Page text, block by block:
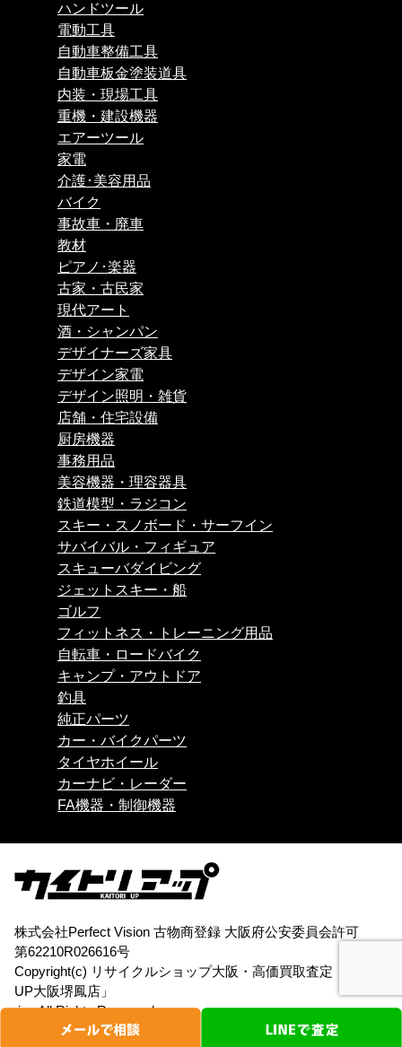
ハンドツール
電動工具
自動車整備工具
自動車板金塗装道具
内装・現場工具
重機・建設機器
エアーツール
家電
介護･美容用品
バイク
事故車・廃車
教材
ピアノ･楽器
古家・古民家
現代アート
酒・シャンパン
デザイナーズ家具
デザイン家電
デザイン照明・雑貨
店舗・住宅設備
厨房機器
事務用品
美容機器・理容器具
鉄道模型・ラジコン
スキー・スノボード・サーフイン
サバイバル・フィギュア
スキューバダイビング
ジェットスキー・船
ゴルフ
フィットネス・トレーニング用品
自転車・ロードバイク
キャンプ・アウトドア
釣具
純正パーツ
カー・バイクパーツ
タイヤホイール
カーナビ・レーダー
FA機器・制御機器
株式会社Perfect Vision 古物商登録 大阪府公安委員会許可
第62210R026616号
Copyright(c) リサイクルショップ大阪・高価買取査定「買取
UP大阪堺鳳店」
.inc All Rights Reserved.